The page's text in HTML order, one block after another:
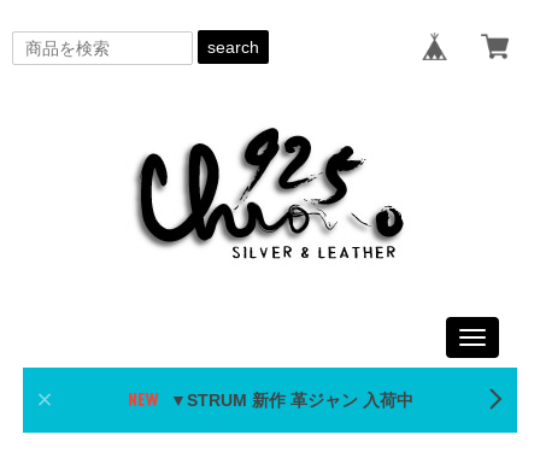
search
Toggle
▼STRUM 新作 革ジャン 入荷中